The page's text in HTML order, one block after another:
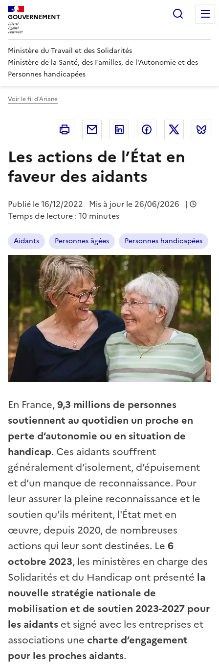
Panneau de gestion des cookies
GOUVERNEMENT
Ministère du Travail et des Solidarités
Ministère de la Santé, des Familles, de l'Autonomie et des
Personnes handicapées
Voir le fil d'Ariane
Imprimer Courriel Linkedin FacebookTwitter
Les actions de l’État en
faveur des aidants
Publié le16/12/2022 Mis à jour le 26/06/2026
|
Temps de lecture : 10 minutes
Aidants Personnes âgées Personnes handicapées
En France,9,3 millions de personnes
soutiennent au quotidien un proche en
perte d’autonomie ou en situation de
handicap. Ces aidants souffrent
généralement d’isolement, d’épuisement
et d’un manque de reconnaissance. Pour
leur assurer la pleine reconnaissance et le
soutien qu’ils méritent, l'État met en
œuvre, depuis 2020, de nombreuses
actions qui leur sont destinées. Le 6
octobre 2023, les ministères en charge des
Solidarités et du Handicap ont présenté la
nouvelle stratégie nationale de
mobilisation et de soutien 2023-2027 pour
les aidants et signé avec les entreprises et
associations une charte d’engagement
pour les proches aidants.